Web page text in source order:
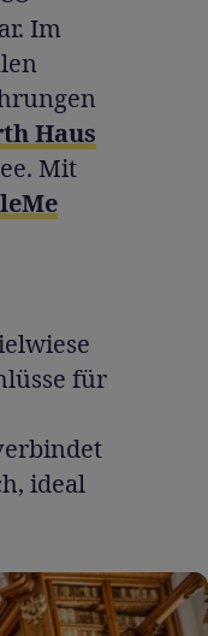
Im
Haus
Mit
für
ideal